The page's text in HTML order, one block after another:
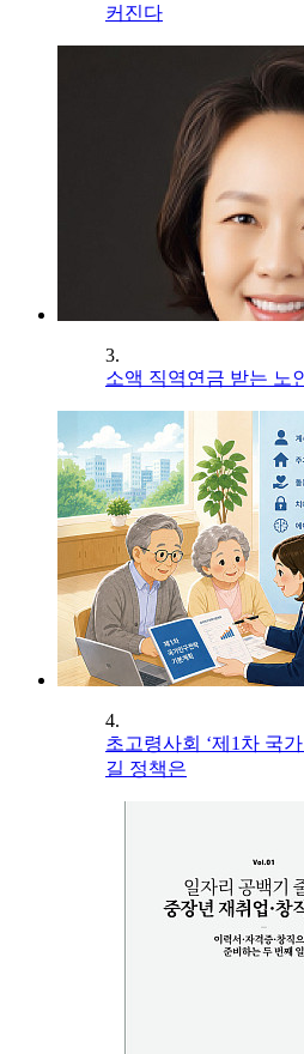
커진다
3.
소액 직역연금 받는 노
4.
초고령사회 ‘제1차 국
길 정책은